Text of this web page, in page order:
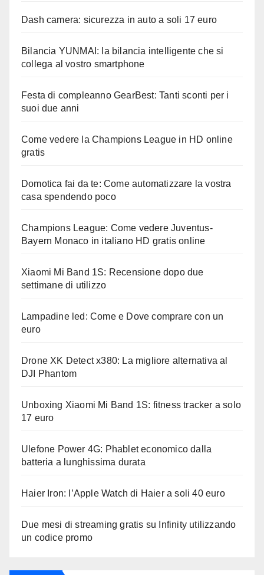
Dash camera: sicurezza in auto a soli 17 euro
Bilancia YUNMAI: la bilancia intelligente che si
collega al vostro smartphone
Festa di compleanno GearBest: Tanti sconti per i
suoi due anni
Come vedere la Champions League in HD online
gratis
Domotica fai da te: Come automatizzare la vostra
casa spendendo poco
Champions League: Come vedere Juventus-
Bayern Monaco in italiano HD gratis online
Xiaomi Mi Band 1S: Recensione dopo due
settimane di utilizzo
Lampadine led: Come e Dove comprare con un
euro
Drone XK Detect x380: La migliore alternativa al
DJI Phantom
Unboxing Xiaomi Mi Band 1S: fitness tracker a solo
17 euro
Ulefone Power 4G: Phablet economico dalla
batteria a lunghissima durata
Haier Iron: l’Apple Watch di Haier a soli 40 euro
Due mesi di streaming gratis su Infinity utilizzando
un codice promo